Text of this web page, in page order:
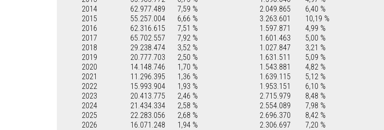
2014
62.977.489 7,59 % 2.049.865
6,40 %
2015
55.257.004 6,66 % 3.263.601
10,19 %
2016
62.316.615 7,51 % 1.597.871
4,99 %
2017
65.702.557 7,92 % 1.601.463
5,00 %
2018
29.238.474 3,52 % 1.027.847
3,21 %
2019
20.777.703 2,50 % 1.631.511
5,09 %
2020
14.148.746 1,70 % 1.543.881
4,82 %
2021
11.296.395 1,36 % 1.639.115
5,12 %
2022
15.993.904 1,93 % 1.953.151
6,10 %
2023
20.413.775 2,46 % 2.715.979
8,48 %
2024
21.434.334 2,58 % 2.554.089
7,98 %
2025
22.283.056 2,68 % 2.696.370
8,42 %
2026
16.071.248 1,94 % 2.306.697 7,20 %